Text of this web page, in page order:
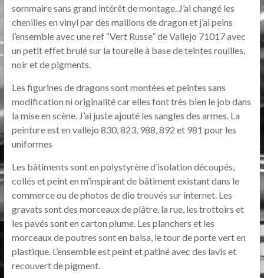
sommaire sans grand intérêt de montage. J’ai changé les
chenilles en vinyl par des maillons de dragon et j’ai peins
l’ensemble avec une ref “Vert Russe” de Vallejo 71017 avec
un petit effet brulé sur la tourelle à base de teintes rouilles,
noir et de pigments.
Les figurines de dragons sont montées et peintes sans
modification ni originalité car elles font très bien le job dans
la mise en scène. J’ai juste ajouté les sangles des armes. La
peinture est en vallejo 830, 823, 988, 892 et 981 pour les
uniformes
Les bâtiments sont en polystyrène d’isolation découpés,
collés et peint en m’inspirant de bâtiment existant dans le
commerce ou de photos de dio trouvés sur internet. Les
gravats sont des morceaux de plâtre, la rue, les trottoirs et
les pavés sont en carton plume. Les planchers et les
morceaux de poutres sont en balsa, le tour de porte vert en
plastique. L’ensemble est peint et patiné avec des lavis et
recouvert de pigment.